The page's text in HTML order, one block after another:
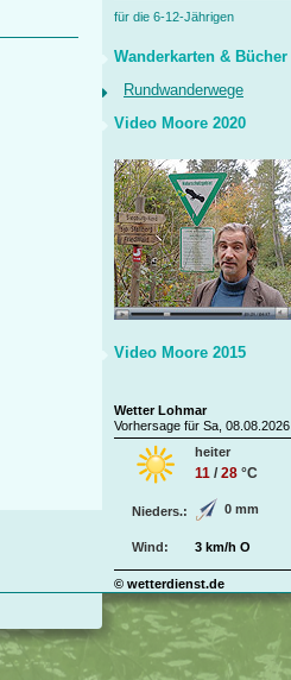
für die 6-12-Jährigen
Wanderkarten & Bücher
Rundwanderwege
Video Moore 2020
Video Moore 2015
Wetter Lohmar
Vorhersage für Sa, 08.08.2026
heiter
11 /28 °C
Nieders.: 0 mm
Wind: 3 km/h O
© wetterdienst.de